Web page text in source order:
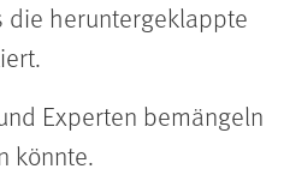
die heruntergeklappte
Experten bemängeln
könnte.